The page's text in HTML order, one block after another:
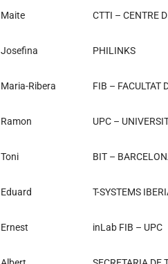
Maite CTTI – CENTRE
Josefina PHILINKS
Maria-Ribera FIB – FACULTAT
Ramon UPC –
Toni BIT –
Eduard T-SYSTEMS
Ernest inLab FIB – UPC